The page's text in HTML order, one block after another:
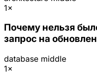
1×
Почему нельзя
запрос на
database middle
1×